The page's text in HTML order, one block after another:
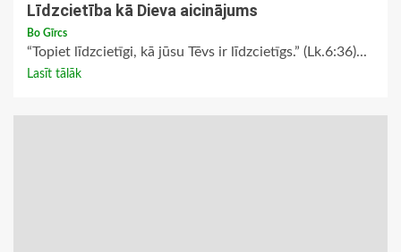
Līdzcietība kā Dieva aicinājums
Bo Gīrcs
“Topiet līdzcietīgi, kā jūsu Tēvs ir līdzcietīgs.” (Lk.6:36)...
Lasīt tālāk